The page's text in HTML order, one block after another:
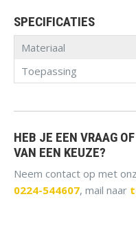
SPECIFICATIES
Materiaal
Toepassing
HEB JE EEN VRAAG
VAN EEN KEUZE?
Neem contact op met
0224-544607, mail naar